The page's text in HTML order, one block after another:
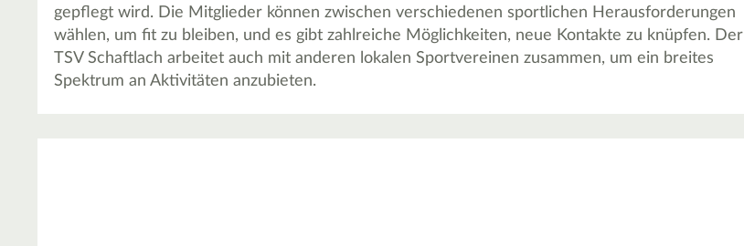
gepflegt wird. Die Mitglieder können zwischen verschiedenen sportlichen Herausforderungen
wählen, um fit zu bleiben, und es gibt zahlreiche Möglichkeiten, neue Kontakte zu knüpfen. Der
TSV Schaftlach arbeitet auch mit anderen lokalen Sportvereinen zusammen, um ein breites
Spektrum an Aktivitäten anzubieten.